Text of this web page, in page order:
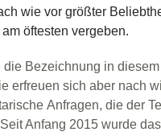
wie vor größter
öftesten vergeben.
Bezeichnung in
erfreuen sich aber nach
Anfragen, die der
Anfang 2015 wurde